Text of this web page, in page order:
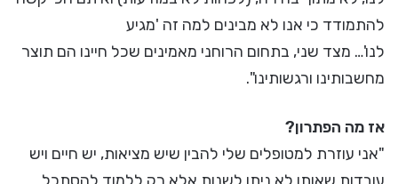
להתמודד כי אנו לא מבינים למה זה 'מגיע
לנו'… מצד שני, בתחום הרוחני מאמינים שכל חיינו הם תוצר
מחשבותינו ורגשותינו".
אז מה הפתרון?
"אני עוזרת למטופלים שלי להבין שיש מציאות, יש חיים ויש